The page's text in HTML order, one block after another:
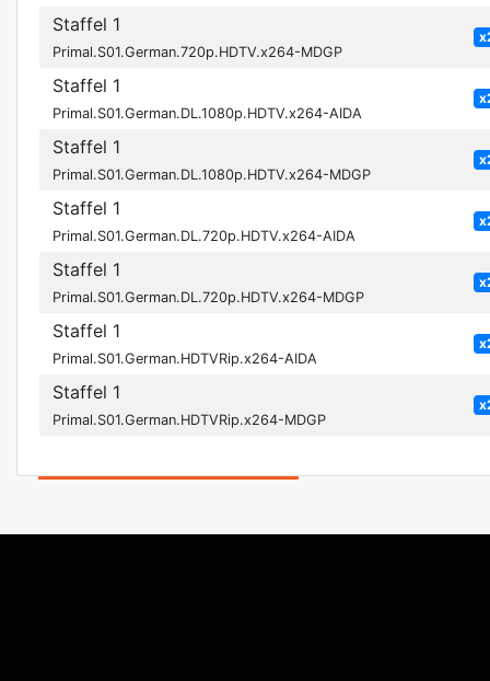
Staffel 1
Primal.S01.German.720p.HDTV.x264-MDGP
Staffel 1
Primal.S01.German.DL.1080p.HDTV.x264-AIDA
Staffel 1
Primal.S01.German.DL.1080p.HDTV.x264-MDGP
Staffel 1
Primal.S01.German.DL.720p.HDTV.x264-AIDA
Staffel 1
Primal.S01.German.DL.720p.HDTV.x264-MDGP
Staffel 1
Primal.S01.German.HDTVRip.x264-AIDA
Staffel 1
Primal.S01.German.HDTVRip.x264-MDGP